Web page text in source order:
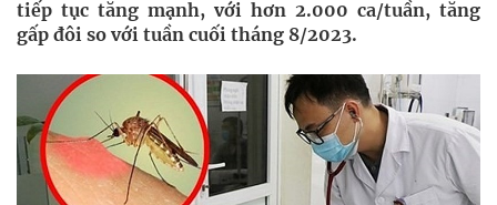
tiếp tục tăng mạnh, với hơn 2.000 ca/tuần, tăng
gấp đôi so với tuần cuối tháng 8/2023.